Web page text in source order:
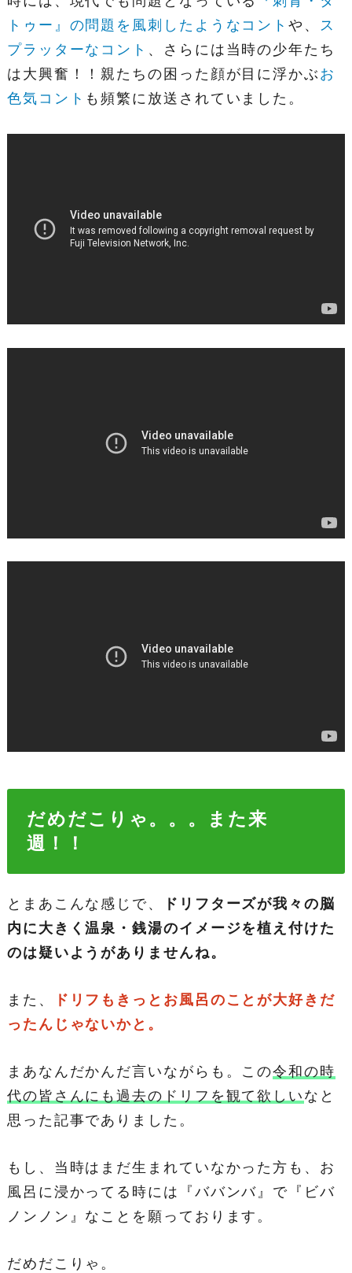
トゥー』の問題を風刺したようなコントや、 ス
プラッターなコント 、さらには当時の少年たち
は大興奮！！親たちの困った顔が目に浮かぶ お
色気コント も頻繁に放送されていました。
だめだこりゃ。。。また来
週！！
とまあこんな感じで、
ドリフターズが我々の脳
内に大きく温泉・銭湯のイメージを植え付けた
のは疑いようがありませんね。
また、
ドリフもきっとお風呂のことが大好きだ
ったんじゃないかと。
まあなんだかんだ言いながらも。この令和の時
代の皆さんにも過去のドリフを観て欲しい なと
思った記事でありました。
もし、当時はまだ生まれていなかった方も、お
風呂に浸かってる時には『ババンバ』で『ビバ
ノンノン』なことを願っております。
だめだこりゃ。